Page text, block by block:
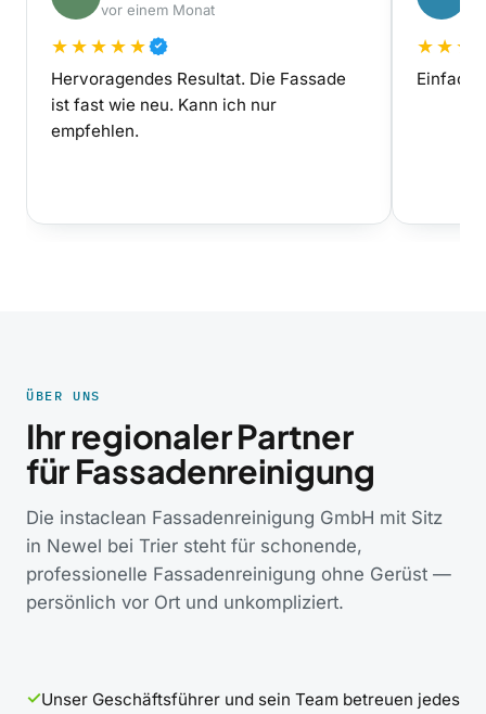
vor einem Monat
★★★★★
Hervoragendes Resultat. Die Fassade
ist fast wie neu. Kann ich nur
empfehlen.
Einfach
ÜBER UNS
Ihr regionaler Partner
für Fassadenreinigung
Die instaclean Fassadenreinigung GmbH mit Sitz
in Newel bei Trier steht für schonende,
professionelle Fassadenreinigung ohne Gerüst —
persönlich vor Ort und unkompliziert.
Unser Geschäftsführer und sein Team betreuen jedes